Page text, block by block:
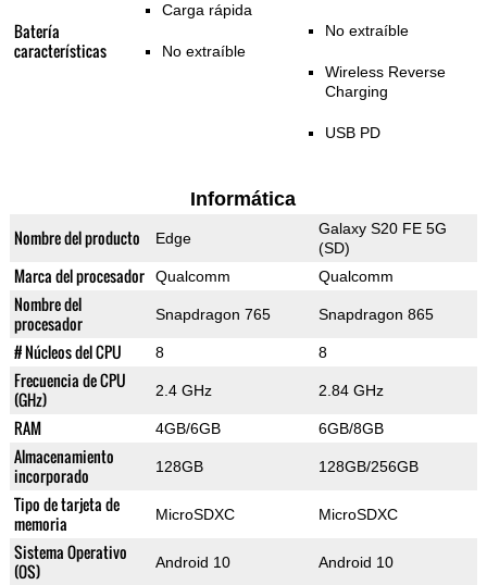
Batería
características
Carga rápida
No extraíble
No extraíble
Wireless Reverse
Charging
USB PD
Informática
Nombre del producto Edge
Galaxy S20 FE 5G
(SD)
Marca del procesador Qualcomm Qualcomm
Nombre del
procesador
Snapdragon 765 Snapdragon 865
# Núcleos del CPU 8 8
Frecuencia de CPU
(GHz)
2.4 GHz 2.84 GHz
RAM 4GB/6GB 6GB/8GB
Almacenamiento
incorporado
128GB 128GB/256GB
Tipo de tarjeta de
memoria
MicroSDXC MicroSDXC
Sistema Operativo
(OS)
Android 10 Android 10